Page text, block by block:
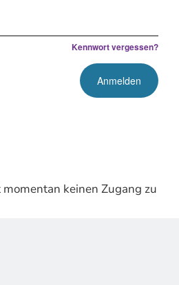
Kennwort vergessen?
keinen Zugang zu